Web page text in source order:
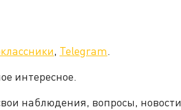
, Telegram.
интересное.
наблюдения, вопросы, новости